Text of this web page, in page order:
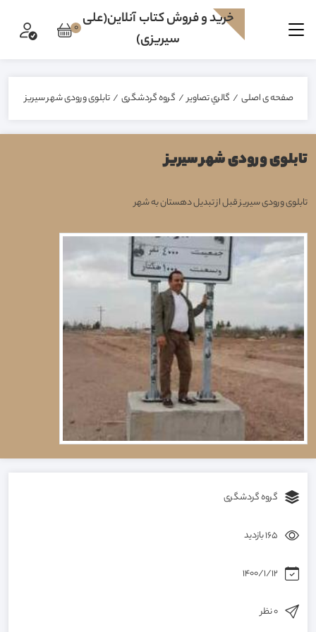
0 خرید و فروش کتاب آنلاین(علی
سیریزی)
صفحه ی اصلی / گالري تصاوير/ گروه گردشگری / تابلوی ورودی شهر سیریز
تابلوی ورودی شهر سیریز
تابلوی ورودی سیریز قبل از تبدیل دهستان به شهر
گروه گردشگری
165 بازدید
1400/1/12
0 نظر